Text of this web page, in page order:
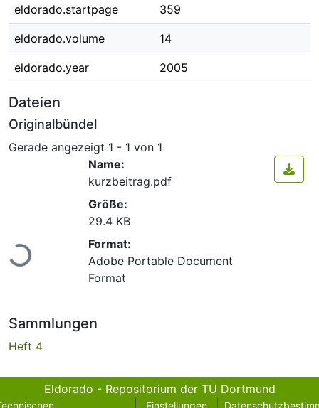
eldorado.startpage 359
eldorado.volume 14
eldorado.year 2005
Dateien
Originalbündel
Gerade angezeigt 1 - 1 von 1
Lade...
Name:
kurzbeitrag.pdf
Größe:
29.4 KB
Format:
Adobe Portable Document
Format
Sammlungen
Heft 4
Eldorado - Repositorium der TU Dortmund
Einstellungen